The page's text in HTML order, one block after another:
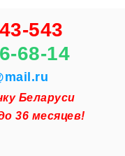
543
68-14
Беларуси
36 месяцев!